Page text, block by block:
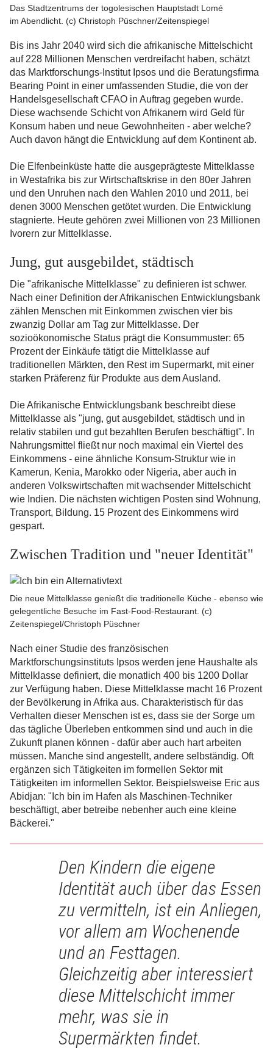
Das Stadtzentrums der togolesischen Hauptstadt Lomé
im Abendlicht. (c) Christoph Püschner/Zeitenspiegel
Bis ins Jahr 2040 wird sich die afrikanische Mittelschicht
auf 228 Millionen Menschen verdreifacht haben, schätzt
das Marktforschungs-Institut Ipsos und die Beratungsfirma
Bearing Point in einer umfassenden Studie, die von der
Handelsgesellschaft CFAO in Auftrag gegeben wurde.
Diese wachsende Schicht von Afrikanern wird Geld für
Konsum haben und neue Gewohnheiten - aber welche?
Auch davon hängt die Entwicklung auf dem Kontinent ab.
Die Elfenbeinküste hatte die ausgeprägteste Mittelklasse
in Westafrika bis zur Wirtschaftskrise in den 80er Jahren
und den Unruhen nach den Wahlen 2010 und 2011, bei
denen 3000 Menschen getötet wurden. Die Entwicklung
stagnierte. Heute gehören zwei Millionen von 23 Millionen
Ivorern zur Mittelklasse.
Jung, gut ausgebildet, städtisch
Die "afrikanische Mittelklasse" zu definieren ist schwer.
Nach einer Definition der Afrikanischen Entwicklungsbank
zählen Menschen mit Einkommen zwischen vier bis
zwanzig Dollar am Tag zur Mittelklasse. Der
sozioökonomische Status prägt die Konsummuster: 65
Prozent der Einkäufe tätigt die Mittelklasse auf
traditionellen Märkten, den Rest im Supermarkt, mit einer
starken Präferenz für Produkte aus dem Ausland.
Die Afrikanische Entwicklungsbank beschreibt diese
Mittelklasse als "jung, gut ausgebildet, städtisch und in
relativ stabilen und gut bezahlten Berufen beschäftigt". In
Nahrungsmittel fließt nur noch maximal ein Viertel des
Einkommens - eine ähnliche Konsum-Struktur wie in
Kamerun, Kenia, Marokko oder Nigeria, aber auch in
anderen Volkswirtschaften mit wachsender Mittelschicht
wie Indien. Die nächsten wichtigen Posten sind Wohnung,
Transport, Bildung. 15 Prozent des Einkommens wird
gespart.
Zwischen Tradition und "neuer Identität"
Die neue Mittelklasse genießt die traditionelle Küche - ebenso wie
gelegentliche Besuche im Fast-Food-Restaurant. (c)
Zeitenspiegel/Christoph Püschner
Nach einer Studie des französischen
Marktforschungsinstituts Ipsos werden jene Haushalte als
Mittelklasse definiert, die monatlich 400 bis 1200 Dollar
zur Verfügung haben. Diese Mittelklasse macht 16 Prozent
der Bevölkerung in Afrika aus. Charakteristisch für das
Verhalten dieser Menschen ist es, dass sie der Sorge um
das tägliche Überleben entkommen sind und auch in die
Zukunft planen können - dafür aber auch hart arbeiten
müssen. Manche sind angestellt, andere selbständig. Oft
ergänzen sich Tätigkeiten im formellen Sektor mit
Tätigkeiten im informellen Sektor. Beispielsweise Eric aus
Abidjan: "Ich bin im Hafen als Maschinen-Techniker
beschäftigt, aber betreibe nebenher auch eine kleine
Bäckerei."
Den Kindern die eigene
Identität auch über das Essen
zu vermitteln, ist ein Anliegen,
vor allem am Wochenende
und an Festtagen.
Gleichzeitig aber interessiert
diese Mittelschicht immer
mehr, was sie in
Supermärkten findet.